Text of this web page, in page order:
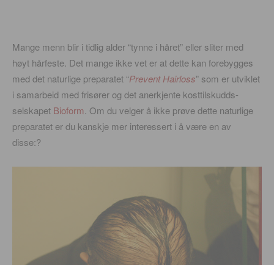
Mange menn blir i tidlig alder “tynne i håret” eller sliter med
høyt hårfeste. Det mange ikke vet er at dette kan forebygges
med det naturlige preparatet “Prevent Hairloss” som er utviklet
i samarbeid med frisører og det anerkjente kosttilskudds-
selskapet Bioform. Om du velger å ikke prøve dette naturlige
preparatet er du kanskje mer interessert i å være en av
disse:?